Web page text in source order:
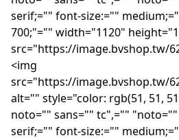
serif;="" font-size:=""
700;"="" width="1120"
src="https://image.bvshop.tw/
<img
src="https://image.bvshop.tw/
alt="" style="color: rgb(51, 51,
noto="" sans="" tc",=""
serif;="" font-size:=""